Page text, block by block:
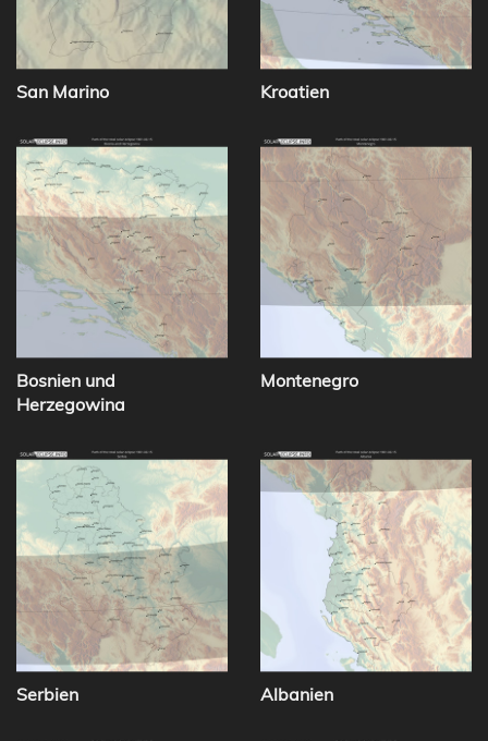
San Marino Kroatien
Bosnien und
Herzegowina
Montenegro
Serbien Albanien